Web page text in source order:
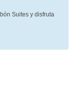
Suites y disfruta